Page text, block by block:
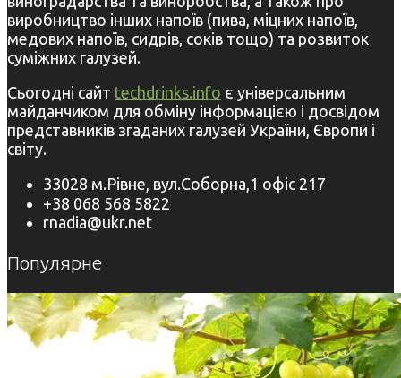
виробництво інших напоїв (пива, міцних напоїв,
медових напоїв, сидрів, соків тощо) та розвиток
суміжних галузей.
Сьогодні сайт techdrinks.info є універсальним
майданчиком для обміну інформацією і досвідом
представників згаданих галузей України, Європи і
світу.
33028 м.Рівне, вул.Соборна,1 офіс 217
+38 068 568 5822
rnadia@ukr.net
Популярне